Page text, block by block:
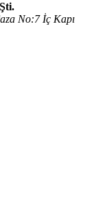
No:7 İç Kapı